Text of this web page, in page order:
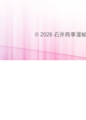
© 2026 石井商事運